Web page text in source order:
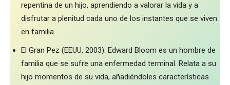
repentina de un hijo, aprendiendo a valorar la vida y a
disfrutar a plenitud cada uno de los instantes que se viven
en familia.
El Gran Pez (EEUU, 2003): Edward Bloom es un hombre de
familia que se sufre una enfermedad terminal. Relata a su
hijo momentos de su vida, añadiéndoles características